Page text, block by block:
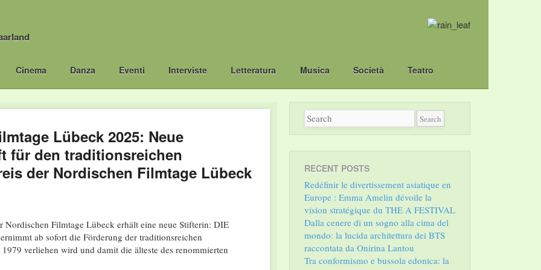
Cinema Danza Eventi Interviste Letteratura Musica Società Teatro
Lübeck 2025: Neue
für den traditionsreichen
der Nordischen Filmtage Lübeck
Nordischen Filmtage Lübeck erhält eine neue Stifterin: DIE
ab sofort die Förderung der traditionsreichen
verliehen wird und damit die älteste des renommierten
RECENT POSTS
Redéfinir le divertissement asiatique en
Europe : Emma Amelin dévoile la
vision stratégique du THE A FESTIVAL
Dalla cenere di un sogno alla cima del
mondo: la lucida architettura dei BTS
raccontata da Onirina Lantou
Tra conformismo e bussola edonica: la